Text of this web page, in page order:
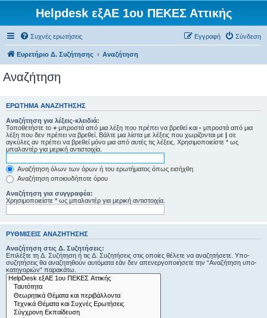
Helpdesk εξΑΕ 1ου ΠΕΚΕΣ Αττικής
Συχνές ερωτήσεις Σύνδεση
Εγγραφή
Ευρετήριο Δ. Συζήτησης Αναζήτηση
Αναζήτηση
ΕΡΏΤΗΜΑ ΑΝΑΖΉΤΗΣΗΣ
Αναζήτηση για λέξεις-κλειδιά:
Τοποθετήστε το + μπροστά από μια λέξη που πρέπει να βρεθεί και - μπροστά από μια
λέξη που δεν πρέπει να βρεθεί. Βάλτε μια λίστα με λέξεις που χωρίζονται με | σε
αγκύλες αν πρέπει να βρεθεί μόνο μια από αυτές τις λέξεις. Χρησιμοποιείστε * ως
μπαλαντέρ για μερική αντιστοιχία.
Αναζήτηση όλων των όρων ή του ερωτήματος όπως εισήχθη
Αναζήτηση οποιουδήποτε όρου
Αναζήτηση για συγγραφέα:
Χρησιμοποιείστε * ως μπαλαντέρ για μερική αντιστοιχία.
ΡΥΘΜΊΣΕΙΣ ΑΝΑΖΉΤΗΣΗΣ
Αναζήτηση στις Δ. Συζητήσεις:
Επιλέξτε τη Δ. Συζήτηση ή τις Δ. Συζητήσεις στις οποίες θέλετε να αναζητήσετε. Υπο-
συζητήσεις θα αναζητηθούν αυτόματα εάν δεν απενεργοποιήσετε την “Αναζήτηση υπο-
κατηγοριών“ παρακάτω.